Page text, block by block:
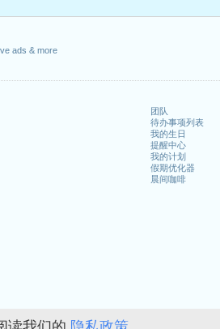
ads & more
团队
待办事项列表
我的生日
提醒中心
我的计划
假期优化器
晨间咖啡